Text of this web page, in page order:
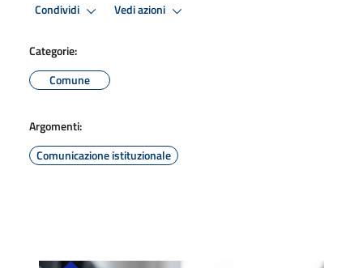
Condividi Vedi azioni
Categorie:
Comune
Argomenti:
Comunicazione istituzionale